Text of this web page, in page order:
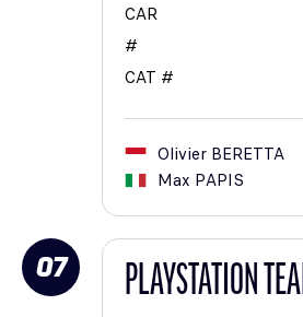
CAR
#
CAT #
Olivier BERETTA
Max PAPIS
07 PLAYSTATION